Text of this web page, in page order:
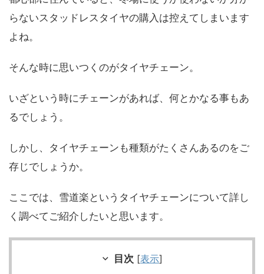
らないスタッドレスタイヤの購入は控えてしまいます
よね。
そんな時に思いつくのがタイヤチェーン。
いざという時にチェーンがあれば、何とかなる事もあ
るでしょう。
しかし、タイヤチェーンも種類がたくさんあるのをご
存じでしょうか。
ここでは、雪道楽というタイヤチェーンについて詳し
く調べてご紹介したいと思います。
目次 [表示]